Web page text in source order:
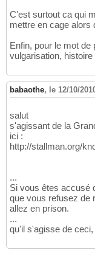
C'est surtout ca qui
mettre en cage alors
Enfin, pour le mot de
vulgarisation,
babaothe, le 12/10/
salut
s'agissant de la
ici :
http://stallman.org/
...
Si vous êtes accusé
que vous refusez de
allez en prison.
...
qu'il s'agisse de